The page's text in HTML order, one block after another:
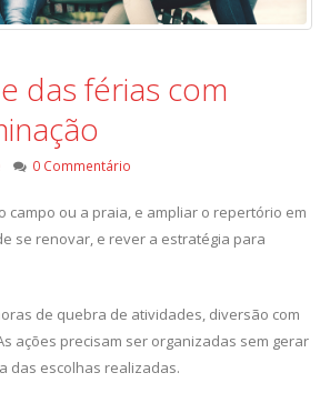
das férias com
0 Commentário
campo ou a praia, e ampliar o repertório em
se renovar, e rever a estratégia para
de quebra de atividades, diversão com
ações precisam ser organizadas sem gerar
das escolhas realizadas.